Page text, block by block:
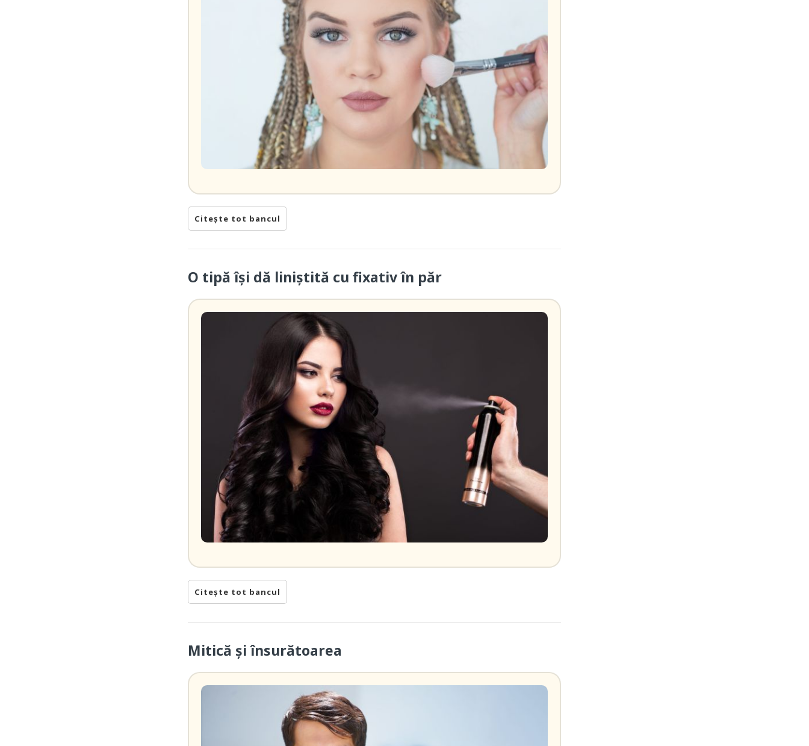
Citește tot bancul
O tipă își dă liniștită cu fixativ în păr
Citește tot bancul
Mitică și însurătoarea